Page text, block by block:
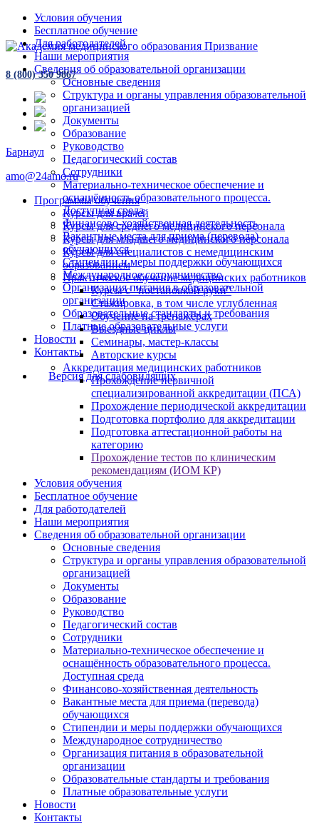
Условия обучения
Бесплатное обучение
Для работодателей
Наши мероприятия
Сведения об образовательной организации
Основные сведения
Структура и органы управления образовательной
организацией
Документы
Образование
Руководство
Педагогический состав
Сотрудники
Материально-техническое обеспечение и
оснащённость образовательного процесса.
Доступная среда
Финансово-хозяйственная деятельность
Вакантные места для приема (перевода)
обучающихся
Стипендии и меры поддержки обучающихся
Международное сотрудничество
Организация питания в образовательной
организации
Образовательные стандарты и требования
Платные образовательные услуги
Новости
Контакты
Версия для слабовидящих
8 (800) 350 9867
Барнаул
amo@24amo.ru
Программы обучения
Курсы для врачей
Курсы для среднего медицинского персонала
Курсы для младшего медицинского персонала
Курсы для специалистов с немедицинским
образованием
Практическое обучение медицинских работников
Курсы с "постановкой руки"
Стажировка, в том числе углубленная
Обучение на тренажёрах
Выездные циклы
Семинары, мастер-классы
Авторские курсы
Аккредитация медицинских работников
Прохождение первичной
специализированной аккредитации (ПСА)
Прохождение периодической аккредитации
Подготовка портфолио для аккредитации
Подготовка аттестационной работы на
категорию
Прохождение тестов по клиническим
рекомендациям (ИОМ КР)
Условия обучения
Бесплатное обучение
Для работодателей
Наши мероприятия
Сведения об образовательной организации
Основные сведения
Структура и органы управления образовательной
организацией
Документы
Образование
Руководство
Педагогический состав
Сотрудники
Материально-техническое обеспечение и
оснащённость образовательного процесса.
Доступная среда
Финансово-хозяйственная деятельность
Вакантные места для приема (перевода)
обучающихся
Стипендии и меры поддержки обучающихся
Международное сотрудничество
Организация питания в образовательной
организации
Образовательные стандарты и требования
Платные образовательные услуги
Новости
Контакты